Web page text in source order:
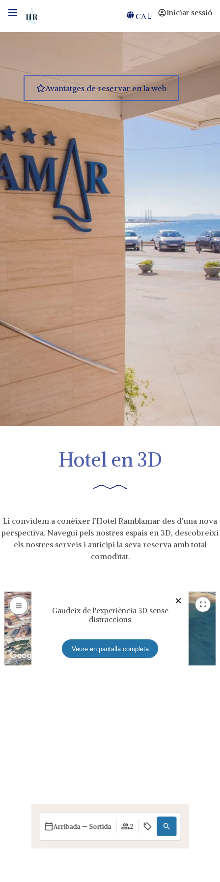
Iniciar sessió
CA
Arribada — Sortida 2
Avantatges de reservar en la web
Hotel en 3D
Li convidem a conèixer l’Hotel Ramblamar des d’una nova
perspectiva. Navegui pels nostres espais en 3D, descobreixi
els nostres serveis i anticipi la seva reserva amb total
comoditat.
×
Gaudeix de l'experiència 3D sense
distraccions
Veure en pantalla completa